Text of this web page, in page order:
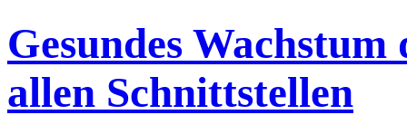
Gesundes
allen Schnittstellen